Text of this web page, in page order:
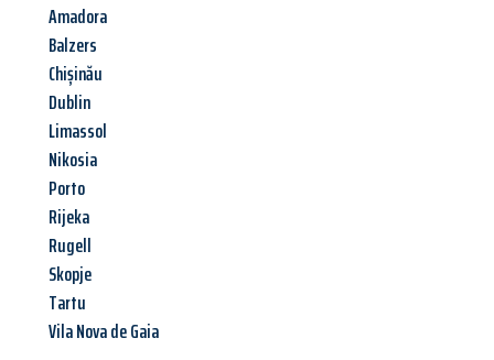
Amadora
Balzers
Chișinău
Dublin
Limassol
Nikosia
Porto
Rijeka
Rugell
Skopje
Tartu
Vila Nova de Gaia